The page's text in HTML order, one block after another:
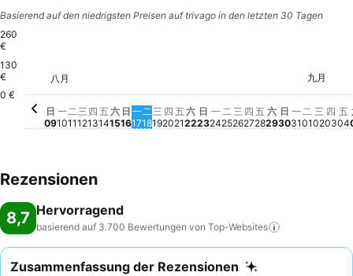
Basierend auf den niedrigsten Preisen auf trivago in den letzten 30 Tagen
260
€
130
€
0 €
星期日, 八月 09
223 €
八月
日
09
星期一, 八月 10
222 €
一
10
二
11
三
12
四
13
五
14
六
15
日
16
一
17
二
18
三
19
四
20
五
21
六
22
日
23
一
24
星期二, 八月 25
二
25
星期三, 八月 26
三
26
星期四, 八月 27
四
27
星期五, 八月 28
五
28
星期六, 八月
六
29
星期日, 八
199 €
日
30
星期一,
197 €
一
31
星期二,
228 €
九月
二
01
星期
Kein
三
02
四
03
五
04
Rezensionen
8,7 Hervorragend
basierend auf 3.700 Bewertungen von Top-Websites
Zusammenfassung der Rezensionen